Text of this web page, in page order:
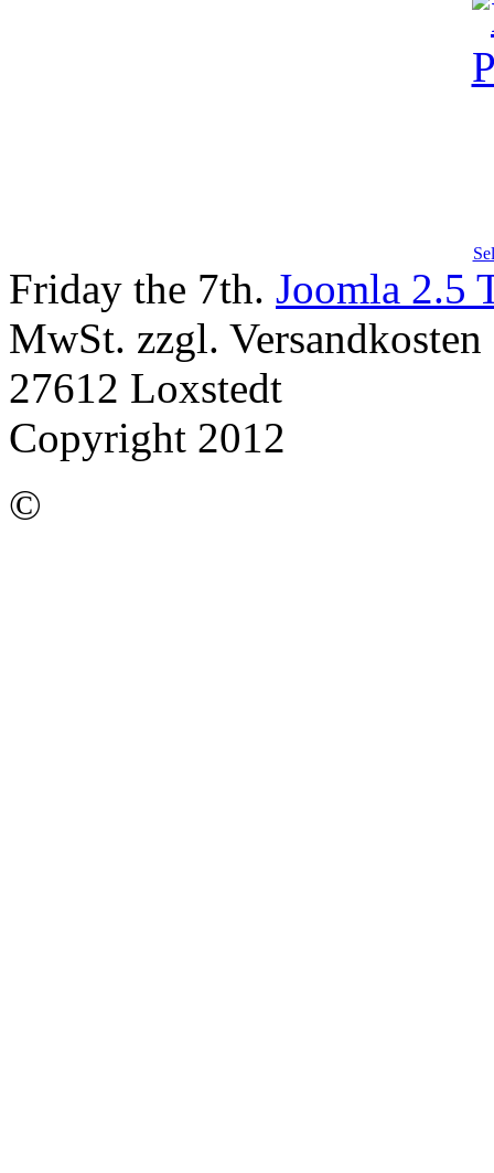
Friday the 7th. Joomla 2.5
MwSt. zzgl.
27612 Loxstedt
Copyright 2012
©